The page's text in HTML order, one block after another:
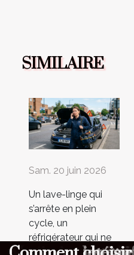
SIMILAIRE
Sam. 20 juin 2026
Un lave-linge qui
s’arrête en plein
cycle, un
réfrigérateur qui ne
refroidit plus ou un